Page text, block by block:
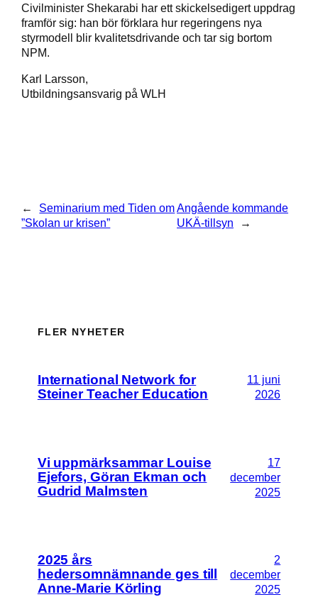
Civilminister Shekarabi har ett skickelsedigert uppdrag
framför sig: han bör förklara hur regeringens nya
styrmodell blir kvalitetsdrivande och tar sig bortom
NPM.
Karl Larsson,
Utbildningsansvarig på WLH
←
Seminarium med Tiden om
”Skolan ur krisen”
Angående kommande
UKÄ-tillsyn
→
FLER NYHETER
International Network for
Steiner Teacher Education
11 juni
2026
Vi uppmärksammar Louise
Ejefors, Göran Ekman och
Gudrid Malmsten
17
december
2025
2025 års
hedersomnämnande ges till
Anne-Marie Körling
2
december
2025